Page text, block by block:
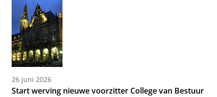
26 juni 2026
Start werving nieuwe voorzitter College van Bestuur